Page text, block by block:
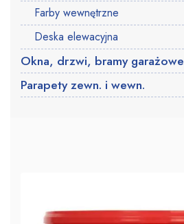
Farby wewnętrzne
Deska elewacyjna
Okna, drzwi, bramy garażowe
Parapety zewn. i wewn.